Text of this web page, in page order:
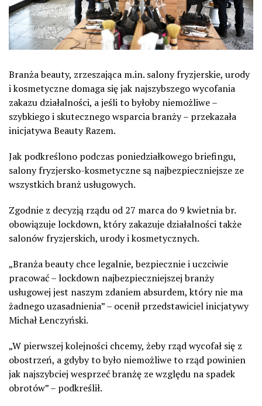
Branża beauty, zrzeszająca m.in. salony fryzjerskie, urody
i kosmetyczne domaga się jak najszybszego wycofania
zakazu działalności, a jeśli to byłoby niemożliwe –
szybkiego i skutecznego wsparcia branży – przekazała
inicjatywa Beauty Razem.
Jak podkreślono podczas poniedziałkowego briefingu,
salony fryzjersko-kosmetyczne są najbezpieczniejsze ze
wszystkich branż usługowych.
Zgodnie z decyzją rządu od 27 marca do 9 kwietnia br.
obowiązuje lockdown, który zakazuje działalności także
salonów fryzjerskich, urody i kosmetycznych.
„Branża beauty chce legalnie, bezpiecznie i uczciwie
pracować – lockdown najbezpieczniejszej branży
usługowej jest naszym zdaniem absurdem, który nie ma
żadnego uzasadnienia” – ocenił przedstawiciel inicjatywy
Michał Łenczyński.
„W pierwszej kolejności chcemy, żeby rząd wycofał się z
obostrzeń, a gdyby to było niemożliwe to rząd powinien
jak najszybciej wesprzeć branżę ze względu na spadek
obrotów” – podkreślił.